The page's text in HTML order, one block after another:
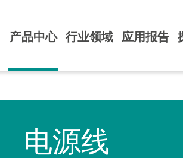
产品中心 行业领域 应用报告
电源线